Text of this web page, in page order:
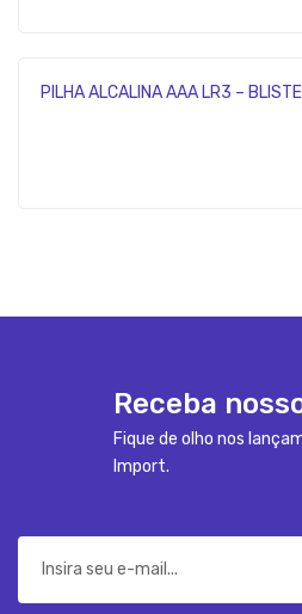
PILHA ALCALINA AAA LR3 –
Receba
Fique de olho nos
Import.